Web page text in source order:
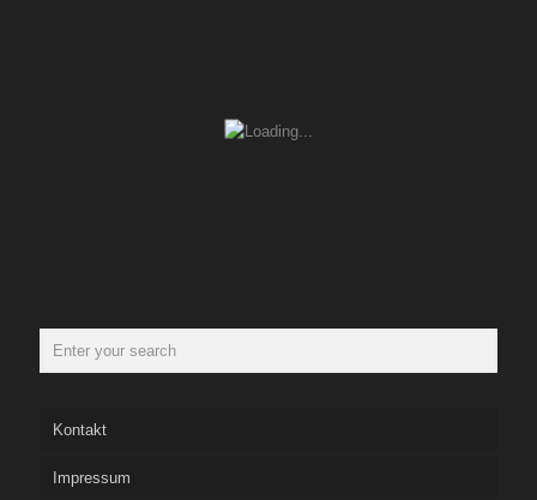
Kontakt
Impressum